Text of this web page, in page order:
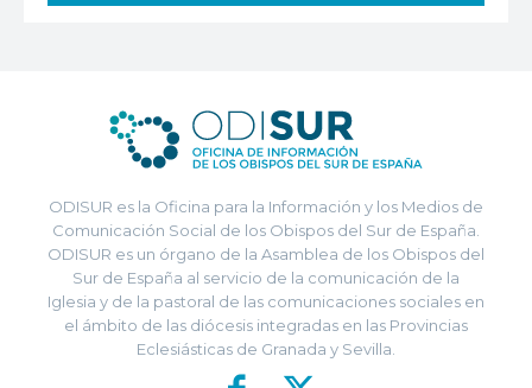
ODISUR es la Oficina para la Información y los Medios de
Comunicación Social de los Obispos del Sur de España.
ODISUR es un órgano de la Asamblea de los Obispos del
Sur de España al servicio de la comunicación de la
Iglesia y de la pastoral de las comunicaciones sociales en
el ámbito de las diócesis integradas en las Provincias
Eclesiásticas de Granada y Sevilla.